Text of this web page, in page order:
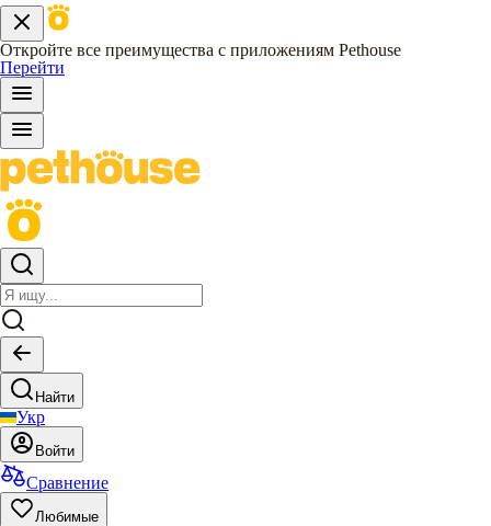
Откройте все преимущества с приложениям Pethouse
Перейти
Найти
Укр
Войти
Сравнение
Любимые